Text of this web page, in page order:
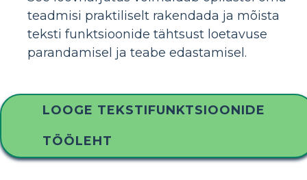
teadmisi praktiliselt rakendada ja mõista
teksti funktsioonide tähtsust loetavuse
parandamisel ja teabe edastamisel.
LOOGE TEKSTIFUNKTSIOONIDE
TÖÖLEHT